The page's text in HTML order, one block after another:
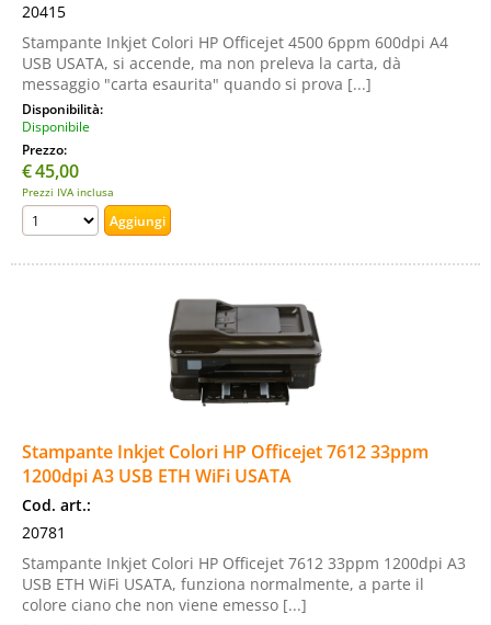
20415
Stampante Inkjet Colori HP Officejet 4500 6ppm 600dpi A4
USB USATA, si accende, ma non preleva la carta, dà
messaggio "carta esaurita" quando si prova [...]
Disponibilità:
Disponibile
Prezzo:
€45,00
Prezzi IVA inclusa
Stampante Inkjet Colori HP Officejet 7612 33ppm
1200dpi A3 USB ETH WiFi USATA
Cod. art.:
20781
Stampante Inkjet Colori HP Officejet 7612 33ppm 1200dpi A3
USB ETH WiFi USATA, funziona normalmente, a parte il
colore ciano che non viene emesso [...]